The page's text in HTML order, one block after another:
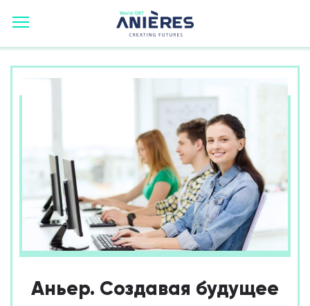
Аньер. Создавая будущее